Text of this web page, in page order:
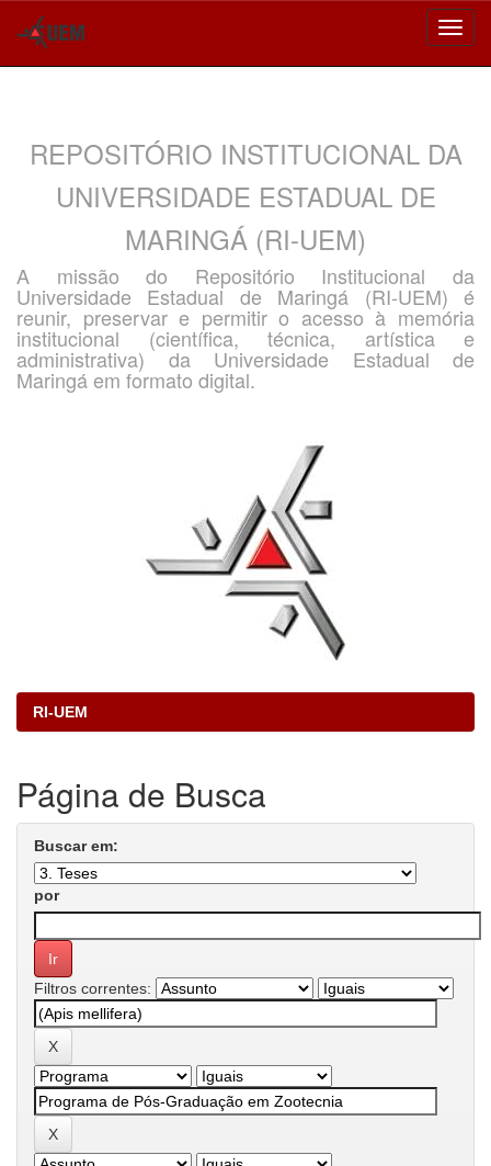
REPOSITÓRIO INSTITUCIONAL DA
UNIVERSIDADE ESTADUAL DE
MARINGÁ (RI-UEM)
A missão do Repositório Institucional da
Universidade Estadual de Maringá (RI-UEM) é
reunir, preservar e permitir o acesso à memória
institucional (científica, técnica, artística e
administrativa) da Universidade Estadual de
Maringá em formato digital.
RI-UEM
Página de Busca
Buscar em:
por
Filtros correntes: